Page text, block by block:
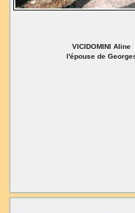
VICIDOMINI Aline
l'épouse de